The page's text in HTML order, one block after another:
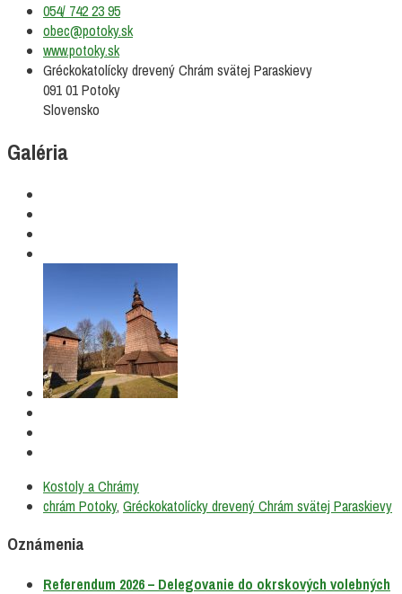
054/ 742 23 95
obec@potoky.sk
www.potoky.sk
Gréckokatolícky drevený Chrám svätej Paraskievy
091 01 Potoky
Slovensko
Galéria
Kostoly a Chrámy
chrám Potoky, Gréckokatolícky drevený Chrám svätej Paraskievy
Oznámenia
Referendum 2026 – Delegovanie do okrskových volebných